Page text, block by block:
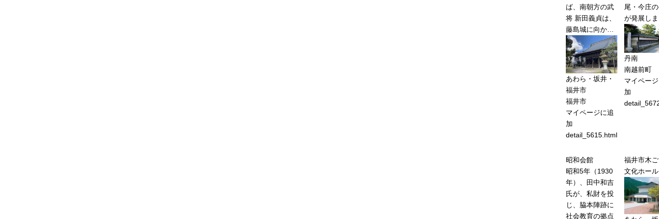
ば、南朝方の武
将 新田義貞は、
藤島城に向か…
あわら・坂井・
福井市
福井市
マイページに追
加
detail_5615.html
尾・今庄
が発展し
丹南
南越前町
マイペー
加
昭和会館
昭和5年（1930
年）、田中和吉
氏が、私財を投
じ、脇本陣跡に
社会教育の拠点
福井市木
文化ホール